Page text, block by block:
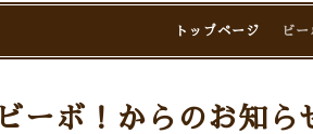
トップページ ビー
ビーボ！からのお知ら